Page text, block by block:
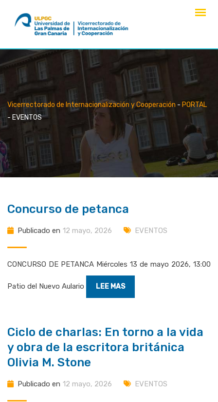
Vicerrectorado de Internacionalización y Cooperación - PORTAL
- EVENTOS
Concurso de petanca
Publicado en 12 mayo, 2026 EVENTOS
CONCURSO DE PETANCA Miércoles 13 de mayo 2026, 13:00
Patio del Nuevo Aulario LEE MAS
Ciclo de charlas: En torno a la vida
y obra de la escritora británica
Olivia M. Stone
Publicado en 12 mayo, 2026 EVENTOS